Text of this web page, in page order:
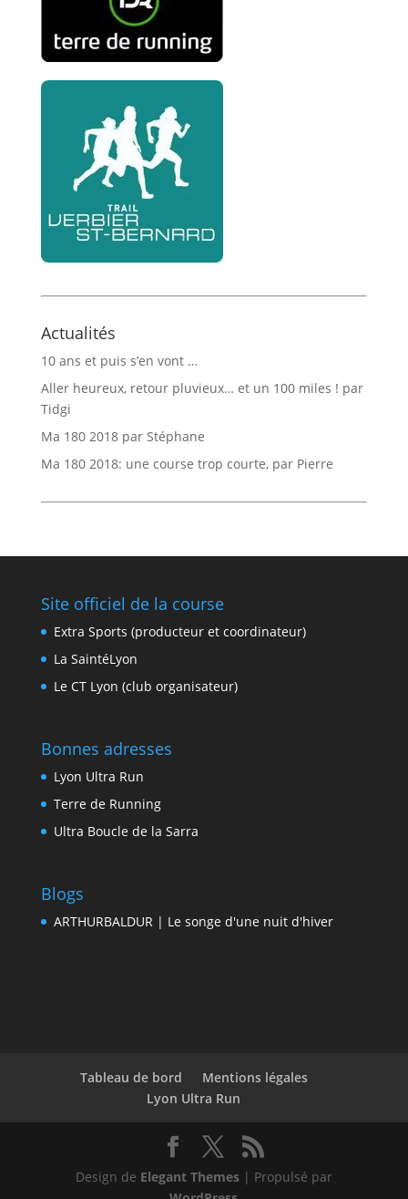
Actualités
10 ans et puis s’en vont …
Aller heureux, retour pluvieux… et un 100 miles ! par
Tidgi
Ma 180 2018 par Stéphane
Ma 180 2018: une course trop courte, par Pierre
Site officiel de la course
Extra Sports (producteur et coordinateur)
La SaintéLyon
Le CT Lyon (club organisateur)
Bonnes adresses
Lyon Ultra Run
Terre de Running
Ultra Boucle de la Sarra
Blogs
ARTHURBALDUR | Le songe d'une nuit d'hiver
Tableau de bord
Mentions légales
Lyon Ultra Run
Design de Elegant Themes| Propulsé par